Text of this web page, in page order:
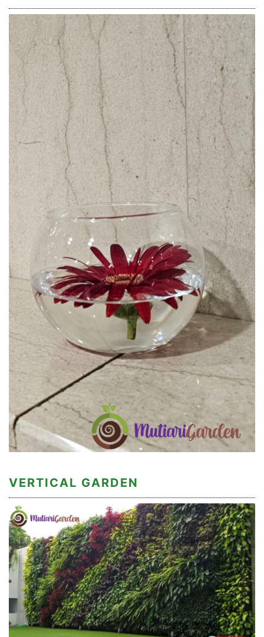
VERTICAL GARDEN